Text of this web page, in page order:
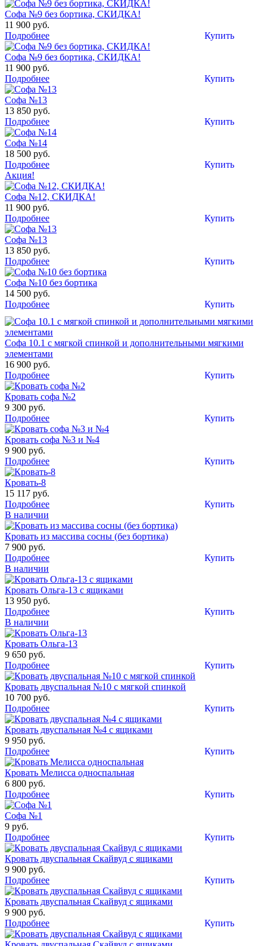
Софа №9 без бортика, СКИДКА!
11 900 руб.
Купить
Подробнее
Софа №9 без бортика, СКИДКА!
11 900 руб.
Купить
Подробнее
Софа №13
13 850 руб.
Купить
Подробнее
Софа №14
18 500 руб.
Купить
Подробнее
Акция!
Софа №12, СКИДКА!
11 900 руб.
Купить
Подробнее
Софа №13
13 850 руб.
Купить
Подробнее
Софа №10 без бортика
14 500 руб.
Купить
Подробнее
Софа 10.1 с мягкой спинкой и дополнительными мягкими
элементами
16 900 руб.
Купить
Подробнее
Кровать софа №2
9 300 руб.
Купить
Подробнее
Кровать софа №3 и №4
9 900 руб.
Купить
Подробнее
Кровать-8
15 117 руб.
Купить
Подробнее
В наличии
Кровать из массива сосны (без бортика)
7 900 руб.
Купить
Подробнее
В наличии
Кровать Ольга-13 с ящиками
13 950 руб.
Купить
Подробнее
В наличии
Кровать Ольга-13
9 650 руб.
Купить
Подробнее
Кровать двуспальная №10 с мягкой спинкой
10 700 руб.
Купить
Подробнее
Кровать двуспальная №4 с ящиками
9 950 руб.
Купить
Подробнее
Кровать Мелисса односпальная
6 800 руб.
Купить
Подробнее
Софа №1
9 руб.
Купить
Подробнее
Кровать двуспальная Скайвуд с ящиками
9 900 руб.
Купить
Подробнее
Кровать двуспальная Скайвуд с ящиками
9 900 руб.
Купить
Подробнее